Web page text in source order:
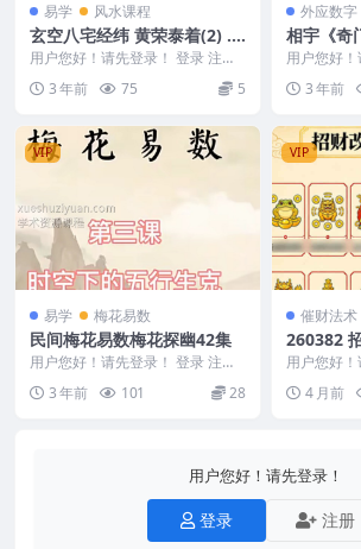
易学 风水课程
玄空八宅经纬 黄荣泰着(2) .p
df
用户您好！请先登录！ 登录 注册
编号：MY2212-200-349 玄空八
宅经...3 年前 75 5
外应数字
相宇《奇
号》23集
用户您好
相宇《奇
23集3 年前
VIP
易学 梅花易数
民间梅花易数梅花探幽42集
用户您好！请先登录！ 登录 注册
民间梅花易数梅花探幽视频，属于
入门级的课程，但...
3 年前 101 28
VIP
催财法术
260382
用户您好
招财改运
2... 4 月前
用户您好！请先登录！
登录 注册